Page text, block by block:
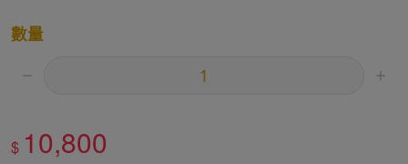
數量
$ 10,800